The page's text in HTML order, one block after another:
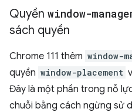
Quyền window-
sách quyền
Chrome 111 thêm window-
quyền window-placement
Đây là một phần trong nỗ
chuỗi bằng cách ngừng sử